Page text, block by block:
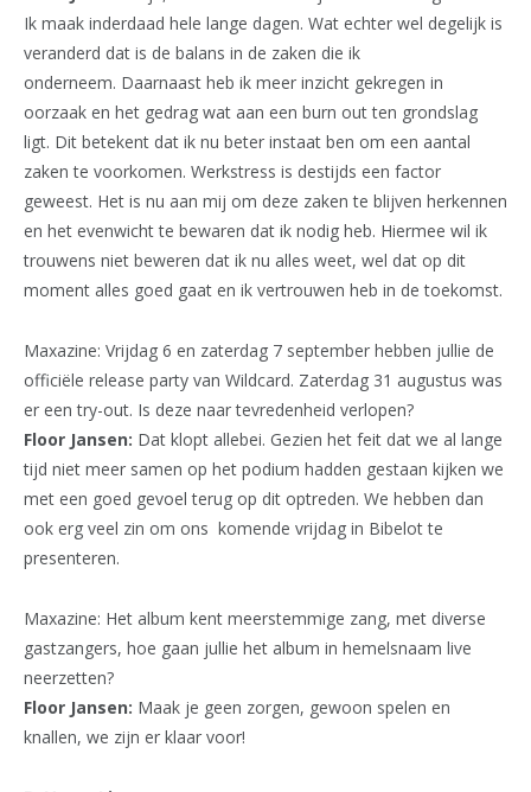
Ik maak inderdaad hele lange dagen. Wat echter wel degelijk is
veranderd dat is de balans in de zaken die ik
onderneem. Daarnaast heb ik meer inzicht gekregen in
oorzaak en het gedrag wat aan een burn out ten grondslag
ligt. Dit betekent dat ik nu beter instaat ben om een aantal
zaken te voorkomen. Werkstress is destijds een factor
geweest. Het is nu aan mij om deze zaken te blijven herkennen
en het evenwicht te bewaren dat ik nodig heb. Hiermee wil ik
trouwens niet beweren dat ik nu alles weet, wel dat op dit
moment alles goed gaat en ik vertrouwen heb in de toekomst.
Maxazine: Vrijdag 6 en zaterdag 7 september hebben jullie de
officiële release party van Wildcard. Zaterdag 31 augustus was
er een try-out. Is deze naar tevredenheid verlopen?
Floor Jansen: Dat klopt allebei. Gezien het feit dat we al lange
tijd niet meer samen op het podium hadden gestaan kijken we
met een goed gevoel terug op dit optreden. We hebben dan
ook erg veel zin om ons komende vrijdag in Bibelot te
presenteren.
Maxazine: Het album kent meerstemmige zang, met diverse
gastzangers, hoe gaan jullie het album in hemelsnaam live
neerzetten?
Floor Jansen: Maak je geen zorgen, gewoon spelen en
knallen, we zijn er klaar voor!